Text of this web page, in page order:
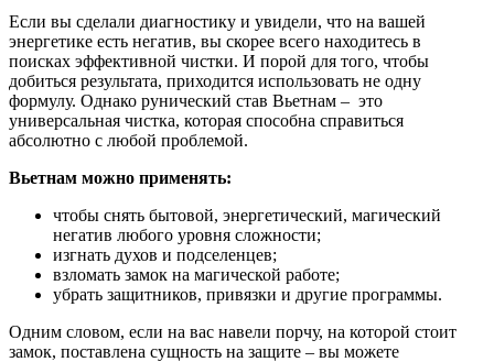
Если вы сделали диагностику и увидели, что на вашей
энергетике есть негатив, вы скорее всего находитесь в
поисках эффективной чистки. И порой для того, чтобы
добиться результата, приходится использовать не одну
формулу. Однако рунический став Вьетнам – это
универсальная чистка, которая способна справиться
абсолютно с любой проблемой.
Вьетнам можно применять:
чтобы снять бытовой, энергетический, магический
негатив любого уровня сложности;
изгнать духов и подселенцев;
взломать замок на магической работе;
убрать защитников, привязки и другие программы.
Одним словом, если на вас навели порчу, на которой стоит
замок, поставлена сущность на защите – вы можете